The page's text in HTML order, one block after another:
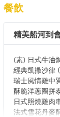
【水上活動
【短程船河
【零污染沙
【美灘沙灘
餐飲
精美船河到
(素) 日式牛油
經典凱撒沙律
瑞士風情雞中
酥脆洋蔥圈拼
日式照燒雞肉
法式雪花丹麥